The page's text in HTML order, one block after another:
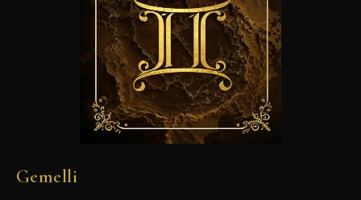
Gemelli